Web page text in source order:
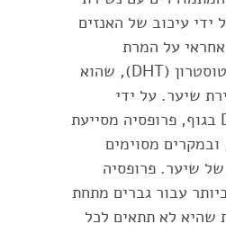
ידי עיכוב של האנזים
על המרת
טסטוסטרון לדיהידרוטסטוסטרון (DHT), שהוא
שיער. על ידי
הפחתה של רמות ה-DHT בגוף, פרופסיה מסייעת
מסוימים
שיער. פרופסיה
עבור גברים מתחת
שהיא לא תתאים לכל